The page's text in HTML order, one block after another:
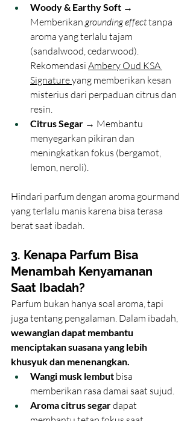
Woody & Earthy Soft →
Memberikan grounding effect tanpa
aroma yang terlalu tajam
(sandalwood, cedarwood).
Rekomendasi Ambery Oud KSA
Signature yang memberikan kesan
misterius dari perpaduan citrus dan
resin.
Citrus Segar → Membantu
menyegarkan pikiran dan
meningkatkan fokus (bergamot,
lemon, neroli).
Hindari parfum dengan aroma gourmand
yang terlalu manis karena bisa terasa
berat saat ibadah.
3. Kenapa Parfum Bisa
Menambah Kenyamanan
Saat Ibadah?
Parfum bukan hanya soal aroma, tapi
juga tentang pengalaman. Dalam ibadah,
wewangian dapat membantu
menciptakan suasana yang lebih
khusyuk dan menenangkan.
Wangi musk lembut bisa
memberikan rasa damai saat sujud.
Aroma citrus segar dapat